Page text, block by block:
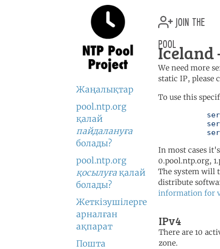
Жаңалықтар
pool.ntp.org
қалай
пайдалануға
болады?
pool.ntp.org
қосылуғақалай
болады?
Жеткізушілерге
арналған
ақпарат
Пошта
join the
pool
We need more
static IP, please
To use this
In most cases
0.pool.ntp.org,
The system will
distribute
information for
IPv4
There are 10
zone.